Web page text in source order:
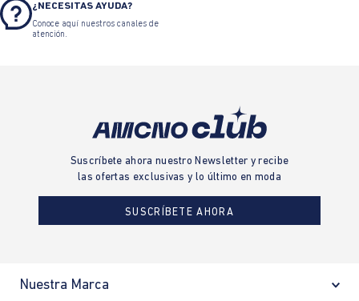
¿NECESITAS AYUDA?
Conoce aquí nuestros canales de
atención.
Suscríbete ahora nuestro Newsletter y recibe
las ofertas exclusivas y lo último en moda
SUSCRÍBETE AHORA
Nuestra Marca